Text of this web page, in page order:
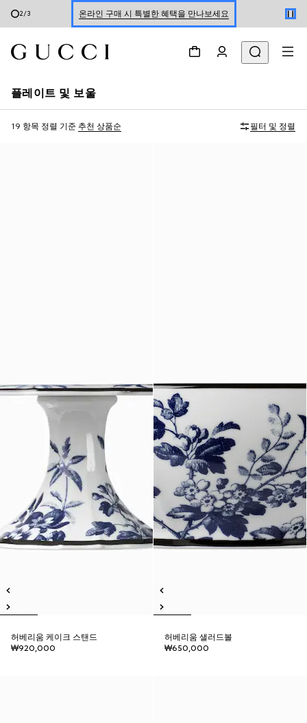
3/3 신세계 강남 팝업 스토어 예약하기 7/30-8/9
플레이트 및 보울
19 항목 정렬 기준 추천 상품순 필터 및 정렬
허베리움 케이크 스탠드
₩920,000
허베리움 샐러드볼
₩650,000